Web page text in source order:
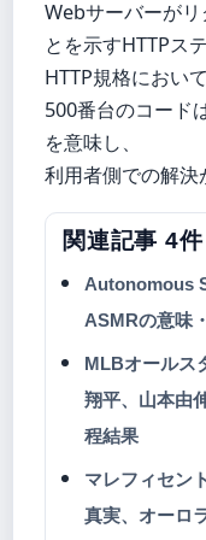
Webサーバーが
とを示すHTTPス
HTTP規格において
500番台のコード
を意味し、
利用者側での解決
関連記事 4件
Autonomous
ASMRの意味
MLBオールス
翔平、山本由
程結果
マレフィセン
真実、オーロ